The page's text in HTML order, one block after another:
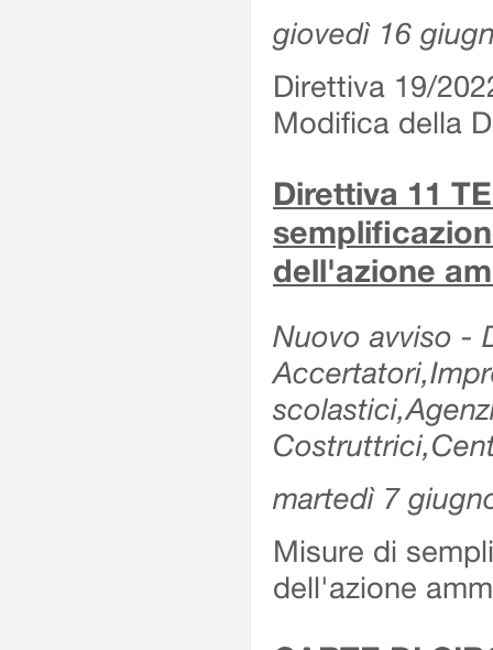
giovedì 16
Direttiva 19/
Modifica della
Direttiva 11
dell'azione
Nuovo avviso -
martedì 7
Misure di
dell'azione